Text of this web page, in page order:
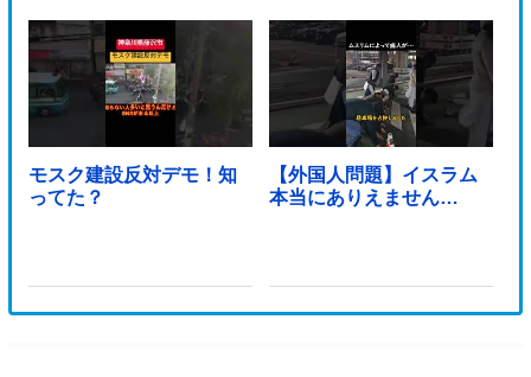
モスク建設反対デモ！知
ってた？
【外国人問題】イスラム
本当にありえません…